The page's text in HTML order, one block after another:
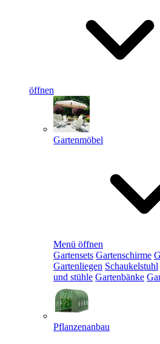
öffnen
Gartenmöbel
Menü öffnen
Gartensets Gartenschirme
Gartenliegen Schaukelstuhl
und stühle Gartenbänke
Pflanzenanbau